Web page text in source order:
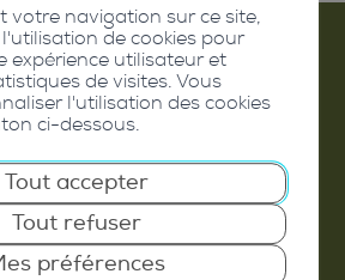
votre navigation sur ce site,
de cookies pour
expérience utilisateur et
de visites. Vous
l'utilisation des cookies
ci-dessous.
Tout accepter
Tout refuser
préférences